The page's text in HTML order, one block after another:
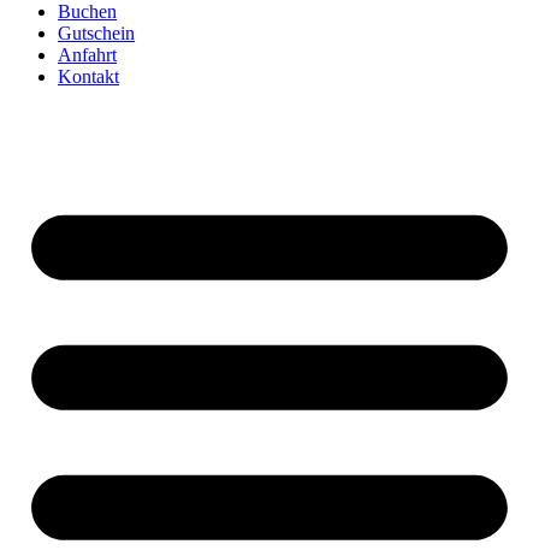
Buchen
Gutschein
Anfahrt
Kontakt